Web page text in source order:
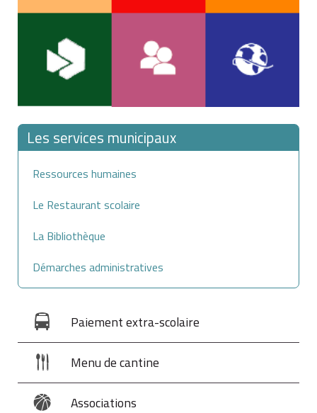
Les services municipaux
Ressources humaines
Le Restaurant scolaire
La Bibliothèque
Démarches administratives
Paiement extra-scolaire
Menu de cantine
Associations